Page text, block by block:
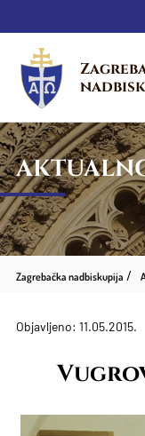
Zagrebačka nadbiskupija
Objavljeno: 11.05.2015.